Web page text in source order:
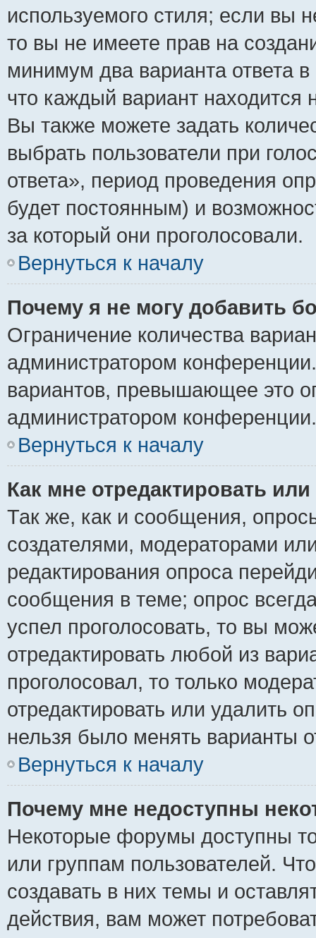
используемого стиля; если вы
то вы не имеете прав на
минимум два варианта ответа
что каждый вариант находится
Вы также можете задать
выбрать пользователи при
ответа», период проведения
будет постоянным) и
за который они проголосовали.
Вернуться к началу
Почему я не могу добавить
Ограничение количества
администратором
вариантов, превышающее это
администратором конференции.
Вернуться к началу
Как мне отредактировать
Так же, как и сообщения,
создателями, модераторами
редактирования опроса
сообщения в теме; опрос
успел проголосовать, то вы
отредактировать любой из
проголосовал, то только
отредактировать или удалить
нельзя было менять варианты
Вернуться к началу
Почему мне недоступны
Некоторые форумы доступны
или группам пользователей.
создавать в них темы и
действия, вам может